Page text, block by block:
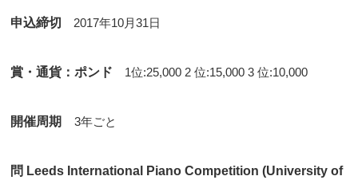
申込締切 2017年10月31日
賞・通貨：ポンド 1位:25,000 2 位:15,000 3 位:10,000
開催周期3年ごと
問 Leeds International Piano Competition (University of